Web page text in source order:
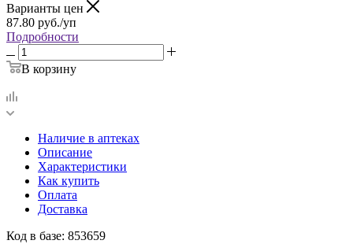
Варианты цен
87.80 руб./уп
Подробности
В корзину
Наличие в аптеках
Описание
Характеристики
Как купить
Оплата
Доставка
Код в базе: 853659